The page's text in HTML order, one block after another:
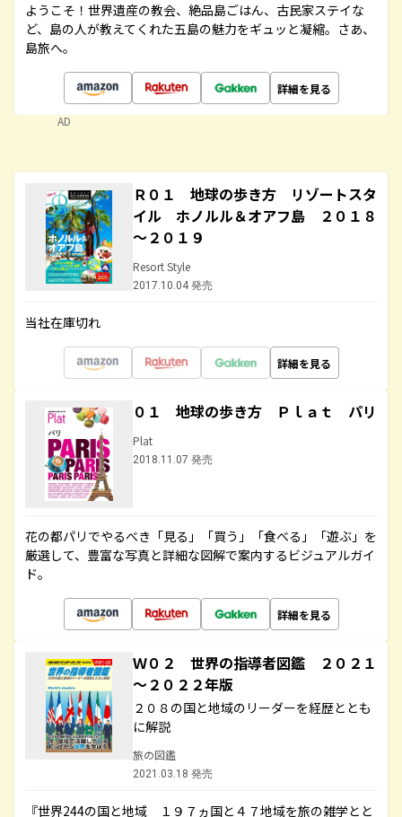
ようこそ！世界遺産の教会、絶品島ごはん、古民家ステイな
ど、島の人が教えてくれた五島の魅力をギュッと凝縮。さあ、
島旅へ。
詳細を見る
AD
Ｒ０１ 地球の歩き方 リゾートスタ
イル ホノルル＆オアフ島 ２０１８
～２０１９
Resort Style
2017.10.04 発売
当社在庫切れ
詳細を見る
０１ 地球の歩き方 Ｐｌａｔ パリ
Plat
2018.11.07 発売
花の都パリでやるべき「見る」「買う」「食べる」「遊ぶ」を
厳選して、豊富な写真と詳細な図解で案内するビジュアルガイ
ド。
詳細を見る
Ｗ０２ 世界の指導者図鑑 ２０２１
～２０２２年版
２０８の国と地域のリーダーを経歴ととも
に解説
旅の図鑑
2021.03.18 発売
『世界244の国と地域 １９７ヵ国と４７地域を旅の雑学とと